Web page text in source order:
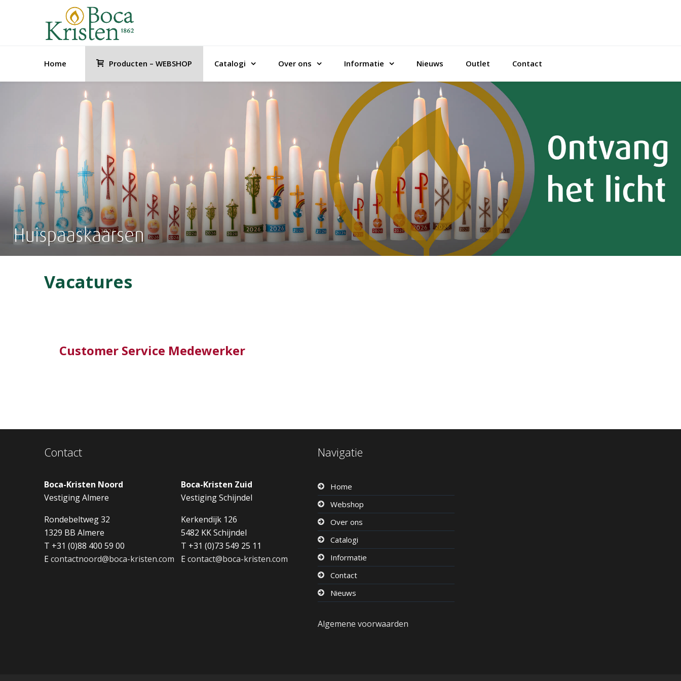
Home Producten – WEBSHOP Catalogi Over ons Informatie Nieuws Outlet Contact
Vacatures
Customer Service Medewerker
Contact
Boca-Kristen Noord
Vestiging Almere
Rondebeltweg 32
1329 BB Almere
T +31 (0)88 400 59 00
Econtactnoord@boca-kristen.com
Boca-Kristen Zuid
Vestiging Schijndel
Kerkendijk 126
5482 KK Schijndel
T +31 (0)73 549 25 11
Econtact@boca-kristen.com
Navigatie
Home
Webshop
Over ons
Catalogi
Informatie
Contact
Nieuws
Algemene voorwaarden